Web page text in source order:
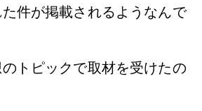
件が掲載されるようなんで
トピックで取材を受けたの